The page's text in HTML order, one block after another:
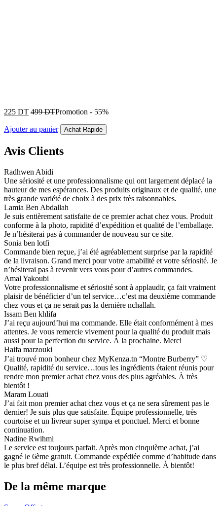
225 DT 499DTPromotion - 55%
Ajouter au panier Achat Rapide
Avis Clients
Radhwen Abidi
Une sériosité et une professionnalisme qui ont largement déplacé la
hauteur de mes espérances. Des produits originaux et de qualité, une
très grande variété de choix à des prix très raisonnables.
Lamia Ben Abdallah
Je suis entièrement satisfaite de ce premier achat chez vous. Produit
conforme à la photo, rapidité d’expédition et qualité de l’emballage.
Je n’hésiterai pas à commander de nouveau sur ce site.
Sonia ben lotfi
Commande bien reçue, j’ai été agréablement surprise par la rapidité
de la livraison. Grand merci pour votre amabilité et votre sériosité. Je
n’hésiterai pas à revenir vers vous pour d’autres commandes.
Amal Yakoubi
Votre professionnalisme et sériosité sont à applaudir, ça fait vraiment
plaisir de bénéficier d’un tel service…c’est ma deuxième commande
chez vous et ça ne serait pas la dernière nchallah.
Issam Ben khlifa
J’ai reçu aujourd’hui ma commande. Elle était conformément à mes
attentes. Je vous remercie vivement pour la qualité du produit mais
aussi pour la perfection du service. À la prochaine. Merci
Haifa marzouki
J’ai trouvé mon bonheur chez MyKenza.tn “Montre Burberry” ♡
Qualité, rapidité du service…tous les ingrédients étaient réunis pour
rendre mon premier achat chez vous des plus agréables. À très
bientôt !
Maram Louati
J’ai fait mon premier achat chez vous et ça ne sera sûrement pas le
dernier! Je suis plus que satisfaite. Équipe professionnelle, très
courtoise et un livreur super sympa et ponctuel. Merci et bonne
continuation.
Nadine Rwihmi
Le service est toujours parfait. Après mon cinquième achat, j’ai
gagné le 6ème gratuit. Commande expédiée comme d’habitude dans
le plus bref délai. L’équipe est très professionnelle. À bientôt!
De la même marque